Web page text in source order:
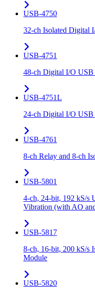
USB-4750
32-ch Isolated Digital
USB-4751
48-ch Digital I/O
USB-4751L
24-ch Digital I/O
USB-4761
8-ch Relay and 8-ch
USB-5801
4-ch, 24-bit, 192 kS/s
Vibration (with AO
USB-5817
8-ch, 16-bit, 200 kS/s
Module
USB-5820